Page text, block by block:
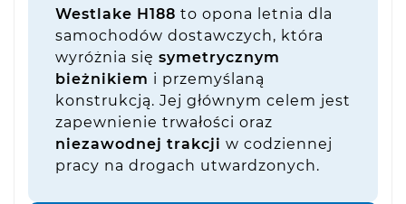
Westlake H188 to opona letnia dla
samochodów dostawczych, która
wyróżnia się symetrycznym
bieżnikiem i przemyślaną
konstrukcją. Jej głównym celem jest
zapewnienie trwałości oraz
niezawodnej trakcji w codziennej
pracy na drogach utwardzonych.